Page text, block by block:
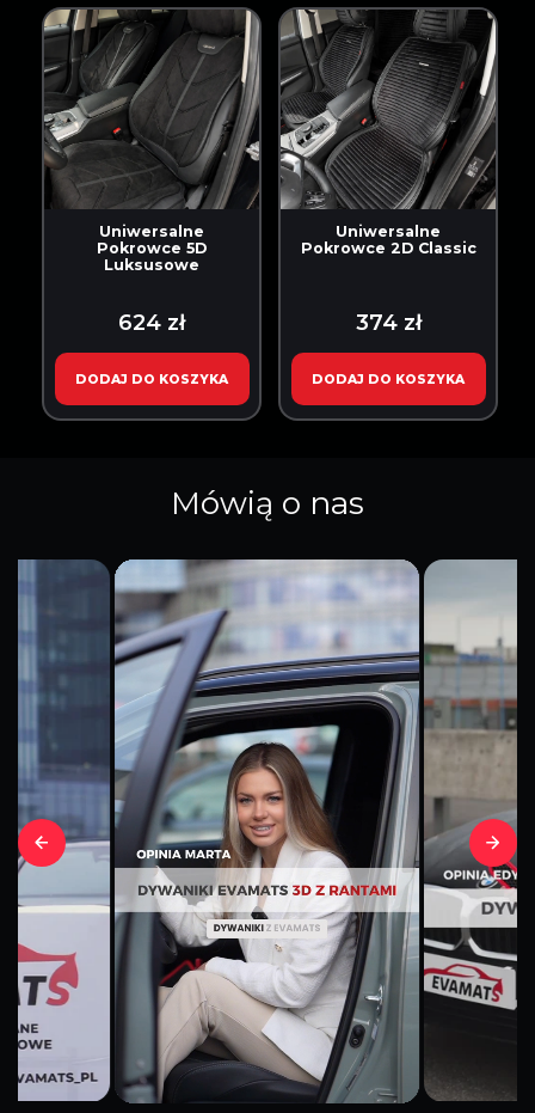
Uniwersalne
Pokrowce 5D
Luksusowe
624 zł
DODAJ DO KOSZYKA
Uniwersalne
Pokrowce 2D Classic
374 zł
DODAJ DO KOSZYKA
Mówią o nas